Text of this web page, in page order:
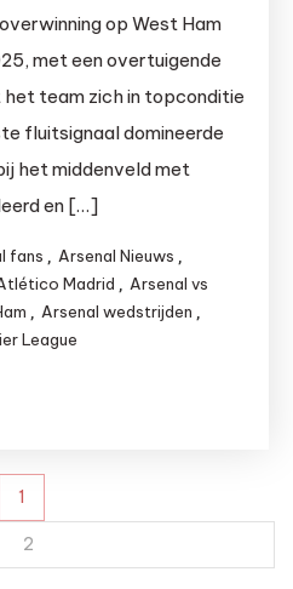
op West Ham
met een overtuigende
team zich in topconditie
fluitsignaal domineerde
het middenveld met
en […]
fans , Arsenal Nieuws ,
Madrid , Arsenal vs
, Arsenal wedstrijden ,
League
1
2